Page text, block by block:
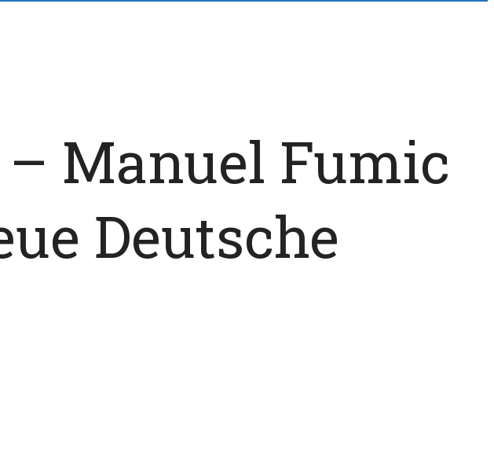
– Manuel Fumic
Deutsche